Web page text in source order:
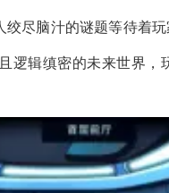
尽脑汁的谜题等待着
逻辑缜密的未来世界